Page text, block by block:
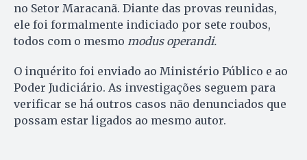
no Setor Maracanã. Diante das provas reunidas,
ele foi formalmente indiciado por sete roubos,
todos com o mesmo modus operandi.
O inquérito foi enviado ao Ministério Público e ao
Poder Judiciário. As investigações seguem para
verificar se há outros casos não denunciados que
possam estar ligados ao mesmo autor.